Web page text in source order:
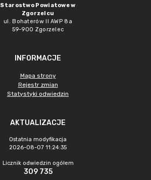
Starostwo Powiatowe w
Zgorzelcu
ul. Bohaterów II AWP 8a
59-900 Zgorzelec
INFORMACJE
Mapa strony
Rejestr zmian
Statystyki odwiedzin
AKTUALIZACJE
Ostatnia modyfikacja
2026-08-07 11:24:35
Licznik odwiedzin ogółem
309 735